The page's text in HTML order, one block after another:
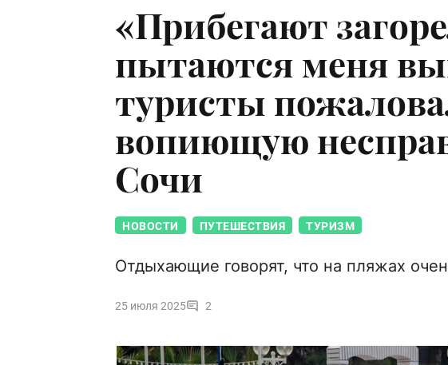
«Прибегают
пытаются меня
туристы
вопиющую
Сочи
НОВОСТИ ПУТЕШЕСТВИЯ ТУРИЗМ
Отдыхающие говорят, что на пляжах
25 июля 2025 2